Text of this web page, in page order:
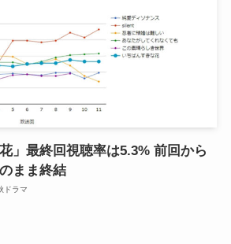
」最終回視聴率は5.3% 前回から
まま終結
ドラマ